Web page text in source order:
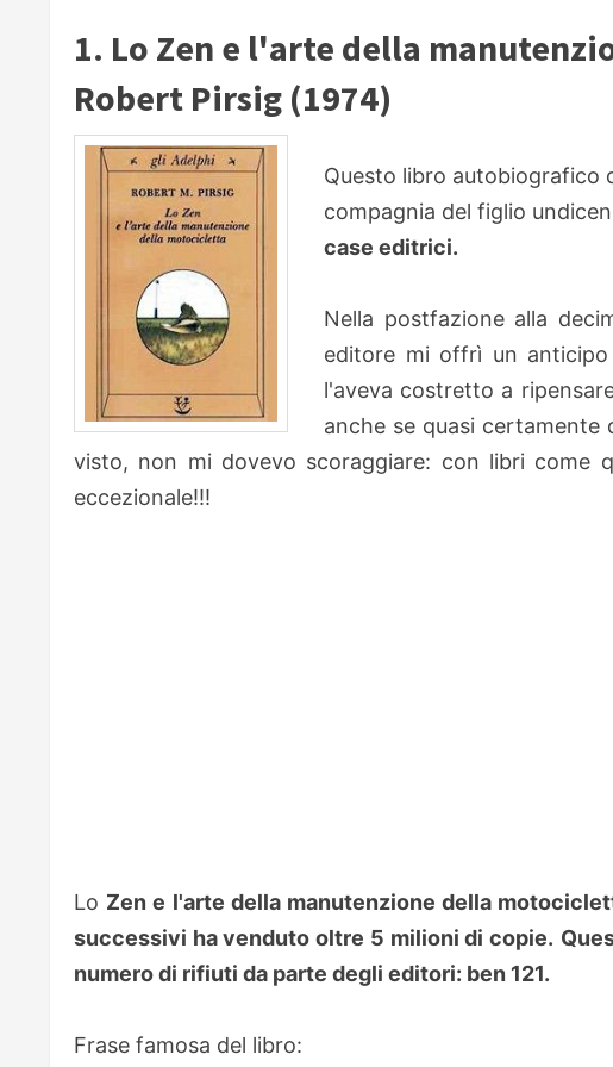
1. Lo Zen e l'arte della
Robert Pirsig (1974)
Questo libro autobiografico
compagnia del figlio
case editrici.
Nella postfazione alla
editore mi offrì un
l'aveva costretto a
anche se quasi certamente
visto, non mi dovevo scoraggiare: con libri come
eccezionale!!!
Lo Zen e l'arte della manutenzione della
successivi ha venduto oltre 5 milioni di copie.
numero di rifiuti da parte degli editori: ben 121.
Frase famosa del libro: